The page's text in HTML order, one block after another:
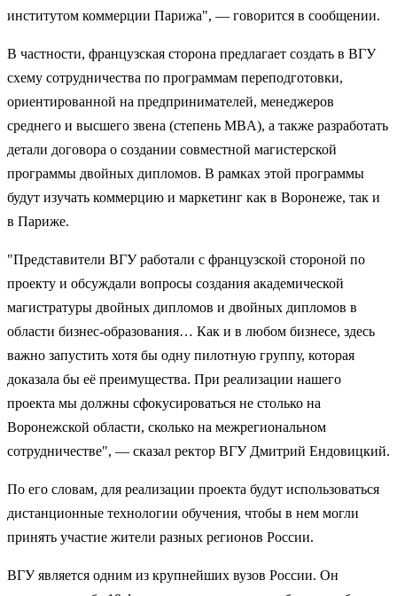
институтом коммерции Парижа", — говорится в сообщении.
В частности, французская сторона предлагает создать в ВГУ
схему сотрудничества по программам переподготовки,
ориентированной на предпринимателей, менеджеров
среднего и высшего звена (степень MBA), а также разработать
детали договора о создании совместной магистерской
программы двойных дипломов. В рамках этой программы
будут изучать коммерцию и маркетинг как в Воронеже, так и
в Париже.
"Представители ВГУ работали с французской стороной по
проекту и обсуждали вопросы создания академической
магистратуры двойных дипломов и двойных дипломов в
области бизнес-образования… Как и в любом бизнесе, здесь
важно запустить хотя бы одну пилотную группу, которая
доказала бы её преимущества. При реализации нашего
проекта мы должны сфокусироваться не столько на
Воронежской области, сколько на межрегиональном
сотрудничестве", — сказал ректор ВГУ Дмитрий Ендовицкий.
По его словам, для реализации проекта будут использоваться
дистанционные технологии обучения, чтобы в нем могли
принять участие жители разных регионов России.
ВГУ является одним из крупнейших вузов России. Он